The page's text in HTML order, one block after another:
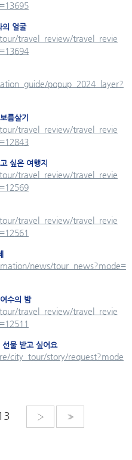
의 얼굴
travel_review/travel_revie
popup_2024_layer?
름살기
travel_review/travel_revie
싶은 여행지
travel_review/travel_revie
travel_review/travel_revie
news/tour_news?mode=
수의 밤
travel_review/travel_revie
물 받고 싶어요
city_tour/story/request?mode
› »